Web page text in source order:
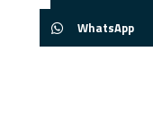
WhatsApp